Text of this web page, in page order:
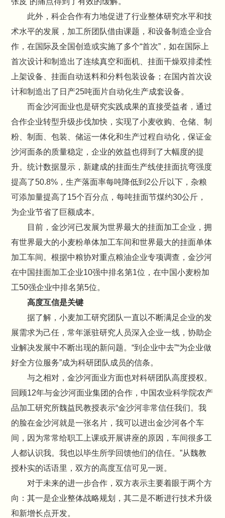
此外，科企合作有力地促进了行业整体研究水平和技
术水平的发展，加工所团队借由课题，和设备制造企业合
作，在国际及全国创造或实施了多个“首次”，如在国际上
首次设计和制造出了连续真空和面机、挂面干燥双排柔性
上架设备、挂面自动送料和分料包装设备；在国内首次设
计和制造出了日产25吨面片自动化生产成套设备。
而金沙河面业也是研究实践成果的直接受益者，通过
合作企业转型升级步伐加快，实现了小麦收购、仓储、制
粉、制面、包装、储运一体化和生产过程自动化，保证金
沙河面条的质量稳定，企业的效益也得到了大幅度的提
升。统计数据显示，新建成的挂面生产线使挂面抗弯强度
提高了50.8%，生产落面率每吨降低到2公斤以下，杂粮
可添加量提高了15个百分点，每吨挂面节煤约30公斤，
为企业节省了巨额成本。
目前，金沙河已发展为世界最大的挂面加工企业，拥
有世界最大的小麦粉单体加工车间和世界最大的挂面单体
加工车间。根据中粮协对重点粮油企业专项调查，金沙河
在中国挂面加工企业10强中排名第1位，在中国小麦粉加
工50强企业中排名第5位。
高度互信是关键
据了解，小麦加工研究团队一直以不断满足企业的发
展需求为己任，常年派驻研究人员深入企业一线，协助企
业解决发展中不断出现的新问题。“到企业中去”“为企业做
好全方位服务”成为科研团队成员的信条。
与之相对，金沙河面业方面也对科研团队高度授权。
回顾12年与金沙河面业集团的合作，中国农业科学院农产
品加工研究所魏益民教授表示“金沙河非常信任我们。我
的脸在金沙河就是一张名片，我可以进出金沙河各个车
间，因为常常给职工上课或开展讲座的原因，车间很多工
人都认识我。我也以毕生所学回馈他们的信任。”从魏教
授朴实的话语里，双方的高度互信可见一斑。
对于未来的进一步合作，双方表示主要着眼于两个方
向：其一是企业整体战略规划，其二是不断进行技术升级
和新增长点开发。